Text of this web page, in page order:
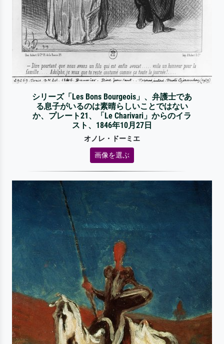
シリーズ「Les Bons Bourgeois」、弁護士であ
る息子がいるのは素晴らしいことではない
か、プレート21、「Le Charivari」からのイラ
スト、1846年10月27日
オノレ・ドーミエ
画像を選ぶ